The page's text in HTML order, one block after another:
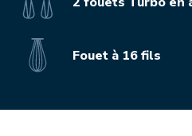
Fouet à 16 fils